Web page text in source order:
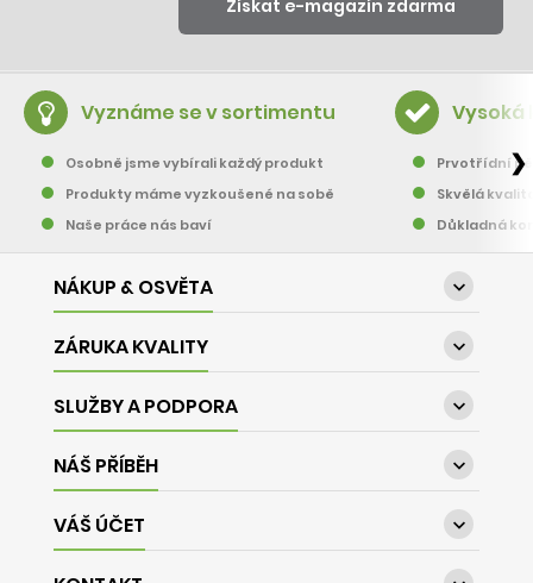
Vyznáme se v sortimentu
Osobně jsme vybírali každý produkt
Produkty máme vyzkoušené na sobě
Naše práce nás baví
Vysoká
Prvotřídní
Skvělá
Důkladná
❯
NÁKUP & OSVĚTA 
ZÁRUKA KVALITY 
SLUŽBY A PODPORA 
NÁŠ PŘÍBĚH 
VÁŠ ÚČET 